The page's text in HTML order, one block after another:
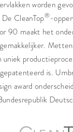
worden
De CleanTop®-
90 maakt het
uniek
is.
award